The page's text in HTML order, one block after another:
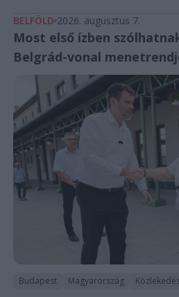
BELFÖLD 2026. augusztus 7.
Most első ízben
Belgrád-vonal
Budapest Magyarország